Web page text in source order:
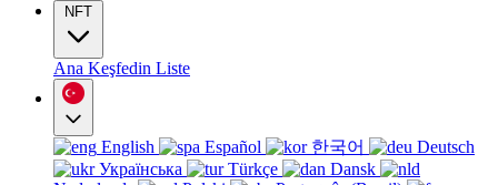
NFT
Ana Keşfedin Liste
English Español 한국어
Deutsch
Українська
Türkçe
Dansk